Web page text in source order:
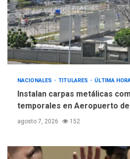
debacle
debate
nucleares
NACIONALES TITULARES ÚLTIMA
Instalan carpas metálicas
temporales en Aeropuerto
agosto 7, 2026 152